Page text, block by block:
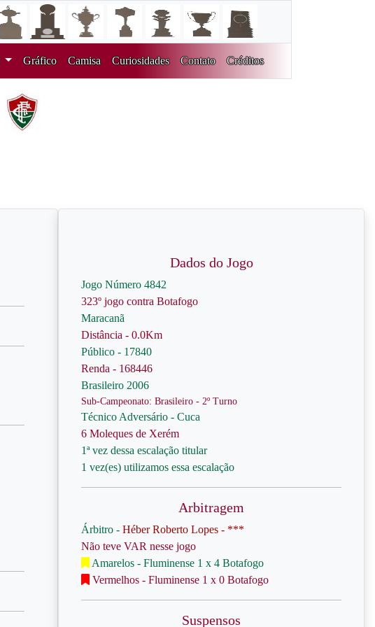
Gráfico Camisa Curiosidades Contato Créditos
Dados do Jogo
Jogo Número 4842
323º jogo contra Botafogo
Maracanã
Distância - 0.0Km
Público - 17840
Renda - 168446
Brasileiro 2006
Sub-Campeonato: Brasileiro - 2º Turno
Técnico Adversário - Cuca
6 Moleques de Xerém
1ª vez dessa escalação titular
1 vez(es) utilizamos essa escalação
Arbitragem
Árbitro - Héber Roberto Lopes - ***
Não teve VAR nesse jogo
Amarelos - Fluminense 1 x 4 Botafogo
Vermelhos - Fluminense 1 x 0 Botafogo
Suspensos